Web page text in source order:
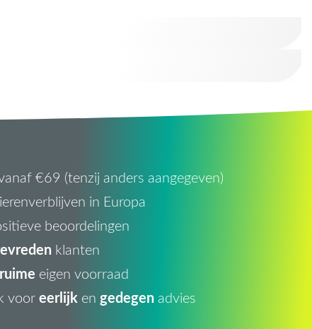
€69 (tenzij anders aangegeven)
in Europa
beoordelingen
klanten
ruime eigen voorraad
vooreerlijken gedegenadvies